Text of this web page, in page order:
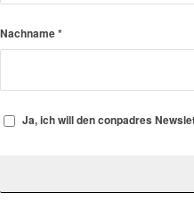
Nachname*
Ja, ich will den conpadres